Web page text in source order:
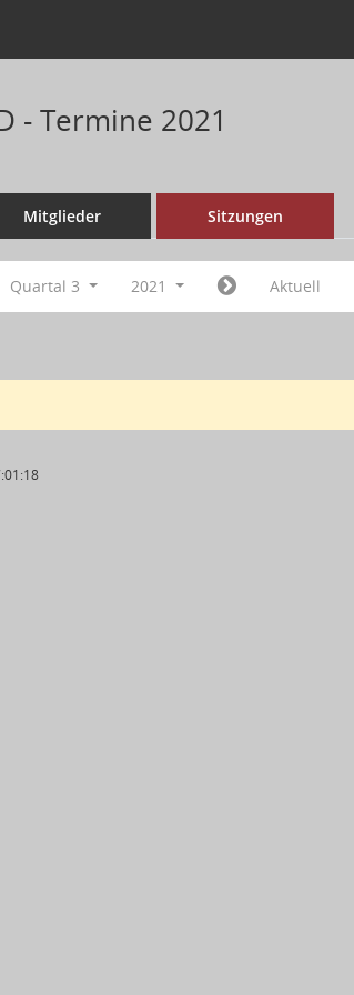
- Termine 2021
Mitglieder Sitzungen
Quartal 3 2021 Aktuell